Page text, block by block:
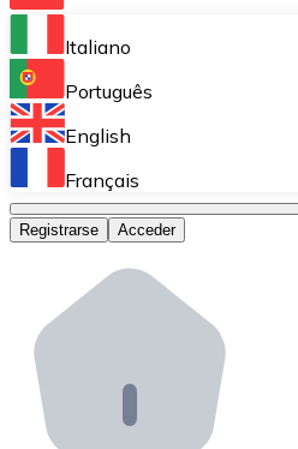
Bitnovo Ramp
Integra nuestra solución
Bitnovo Giftcards
Bitnovo OTC
Bitnovo ATM
Integra un ATM Bitnovo
Bitnovo API
Integra nuestra API en tu
Italiano
Português
English
Français
Registrarse Acceder